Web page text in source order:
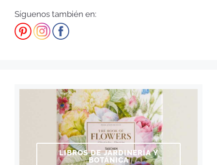
Síguenos también en:
LIBROS DE JARDINERÍA Y
BOTÁNICA